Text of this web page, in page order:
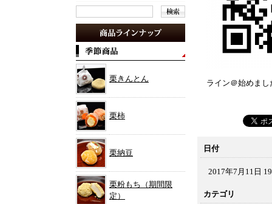
栗きんとん
栗柿
栗納豆
栗粉もち（期間限
定）
ライン＠始めま
日付
2017年7月11日
カテゴリ